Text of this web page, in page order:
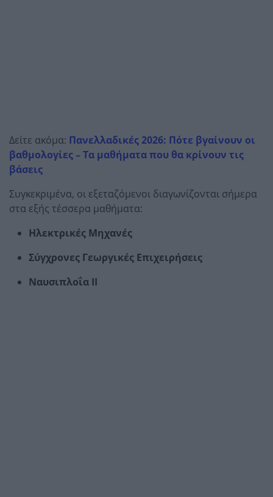
Δείτε ακόμα: Πανελλαδικές 2026: Πότε βγαίνουν οι
βαθμολογίες – Τα μαθήματα που θα κρίνουν τις
βάσεις
Συγκεκριμένα, οι εξεταζόμενοι διαγωνίζονται σήμερα
στα εξής τέσσερα μαθήματα:
Ηλεκτρικές Μηχανές
Σύγχρονες Γεωργικές Επιχειρήσεις
Ναυσιπλοΐα ΙΙ